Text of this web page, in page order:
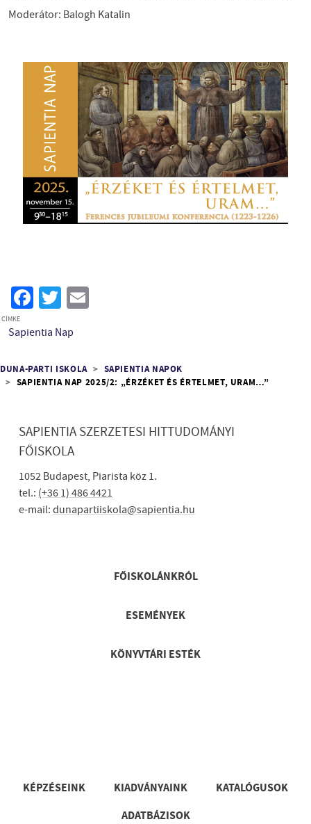
Moderátor: Balogh Katalin
Facebook
Twitter
CÍMKE
Sapientia Nap
Morzsa
DUNA-PARTI ISKOLA
SAPIENTIA NAPOK
SAPIENTIA NAP 2025/2: „ÉRZÉKET ÉS ÉRTELMET, URAM…”
SAPIENTIA SZERZETESI HITTUDOMÁNYI
FŐISKOLA
1052 Budapest, Piarista köz 1.
tel.: (+36 1) 486 4421
e-mail: dunapartiiskola@sapientia.hu
Lábléc gyorsFŐISKOLÁNKRÓL
ESEMÉNYEK
KÖNYVTÁRI ESTÉK
Lábléc
KÉPZÉSEINK KIADVÁNYAINK
KATALÓGUSOK
ADATBÁZISOK